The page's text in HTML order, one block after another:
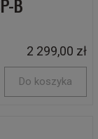
2 299,00 zł
Do koszyka